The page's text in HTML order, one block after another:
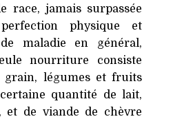
race, jamais surpassée
physique et
de maladie en général,
nourriture consiste
grain, légumes et fruits
quantité de lait,
et de viande de chèvre